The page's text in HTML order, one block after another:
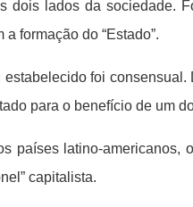
dois lados da sociedade.
formação do “Estado”.
estabelecido foi
para o benefício de um
países latino-
capitalista.